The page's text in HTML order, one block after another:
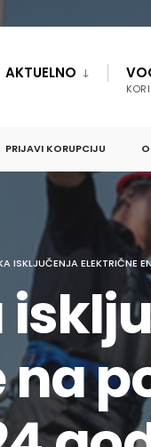
AKTUELNO
PRIJAVI KORUPCIJU
ISKLJUČENJA ELEKTRIČNE